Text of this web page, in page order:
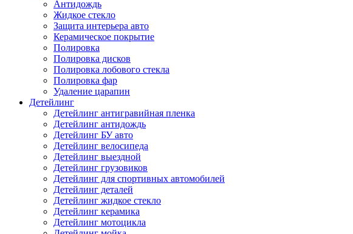
Антидождь
Жидкое стекло
Защита интерьера авто
Керамическое покрытие
Полировка
Полировка дисков
Полировка лобового стекла
Полировка фар
Удаление царапин
Детейлинг
Детейлинг антигравийная пленка
Детейлинг антидождь
Детейлинг БУ авто
Детейлинг велосипеда
Детейлинг выездной
Детейлинг грузовиков
Детейлинг для спортивных автомобилей
Детейлинг деталей
Детейлинг жидкое стекло
Детейлинг керамика
Детейлинг мотоцикла